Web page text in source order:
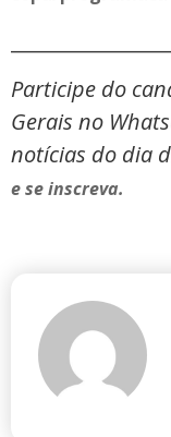
Participe do
Gerais no
notícias do dia
e se inscreva.